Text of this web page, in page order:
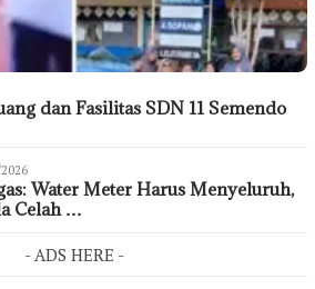
dan Fasilitas SDN 11 Semendo
Water Meter Harus Menyeluruh,
Celah …
- ADS HERE -